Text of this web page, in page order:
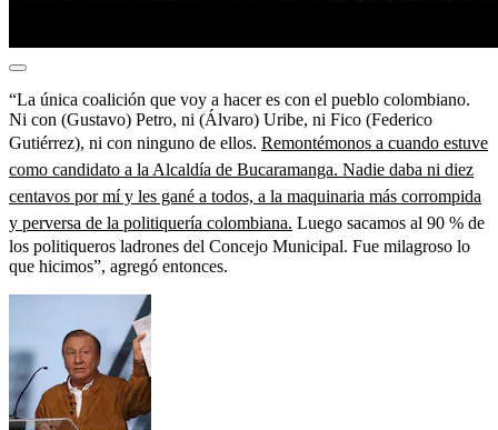
“La única coalición que voy a hacer es con el pueblo colombiano.
Ni con (Gustavo) Petro, ni (Álvaro) Uribe, ni Fico (Federico
Gutiérrez), ni con ninguno de ellos. Remontémonos a cuando estuve
como candidato a la Alcaldía de Bucaramanga. Nadie daba ni diez
centavos por mí y les gané a todos, a la maquinaria más corrompida
y perversa de la politiquería colombiana. Luego sacamos al 90 % de
los politiqueros ladrones del Concejo Municipal. Fue milagroso lo
que hicimos”, agregó entonces.